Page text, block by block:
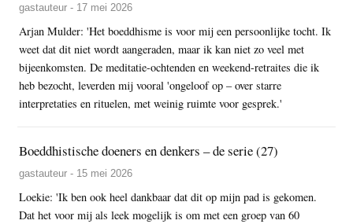
gastauteur - 17 mei 2026
Arjan Mulder: 'Het boeddhisme is voor mij een persoonlijke tocht. Ik
weet dat dit niet wordt aangeraden, maar ik kan niet zo veel met
bijeenkomsten. De meditatie-ochtenden en weekend-retraites die ik
heb bezocht, leverden mij vooral 'ongeloof op – over starre
interpretaties en rituelen, met weinig ruimte voor gesprek.'
Boeddhistische doeners en denkers – de serie (27)
gastauteur - 15 mei 2026
Loekie: 'Ik ben ook heel dankbaar dat dit op mijn pad is gekomen.
Dat het voor mij als leek mogelijk is om met een groep van 60